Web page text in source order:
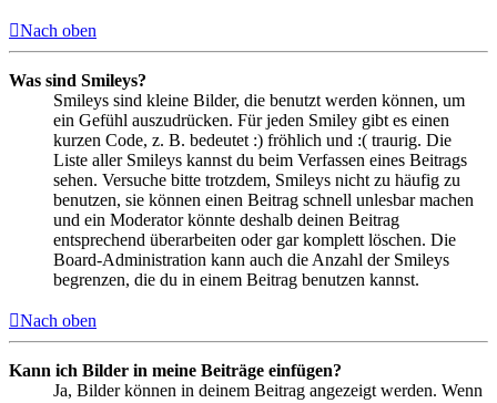
Nach oben
Was sind Smileys?
Smileys sind kleine Bilder, die benutzt werden können, um
ein Gefühl auszudrücken. Für jeden Smiley gibt es einen
kurzen Code, z. B. bedeutet :) fröhlich und :( traurig. Die
Liste aller Smileys kannst du beim Verfassen eines Beitrags
sehen. Versuche bitte trotzdem, Smileys nicht zu häufig zu
benutzen, sie können einen Beitrag schnell unlesbar machen
und ein Moderator könnte deshalb deinen Beitrag
entsprechend überarbeiten oder gar komplett löschen. Die
Board-Administration kann auch die Anzahl der Smileys
begrenzen, die du in einem Beitrag benutzen kannst.
Nach oben
Kann ich Bilder in meine Beiträge einfügen?
Ja, Bilder können in deinem Beitrag angezeigt werden. Wenn